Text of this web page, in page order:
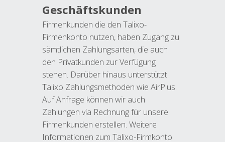
Geschäftskunden
Firmenkunden die den Talixo-
Firmenkonto nutzen, haben Zugang zu
sämtlichen Zahlungsarten, die auch
den Privatkunden zur Verfügung
stehen. Darüber hinaus unterstützt
Talixo Zahlungsmethoden wie AirPlus.
Auf Anfrage können wir auch
Zahlungen via Rechnung für unsere
Firmenkunden erstellen. Weitere
Informationen zum Talixo-Firmkonto